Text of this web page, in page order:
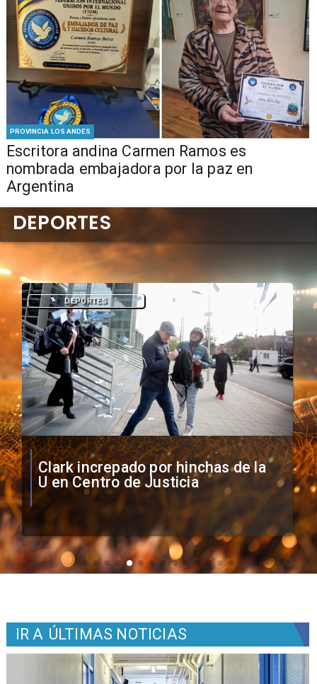
PROVINCIA LOS ANDES
Escritora andina Carmen Ramos es
nombrada embajadora por la paz en
Argentina
Vozinha firma contrato con Colo
Colo como nuevo arquero
DEPORTES
DEPORTES
IR A ÚLTIMAS NOTICIAS